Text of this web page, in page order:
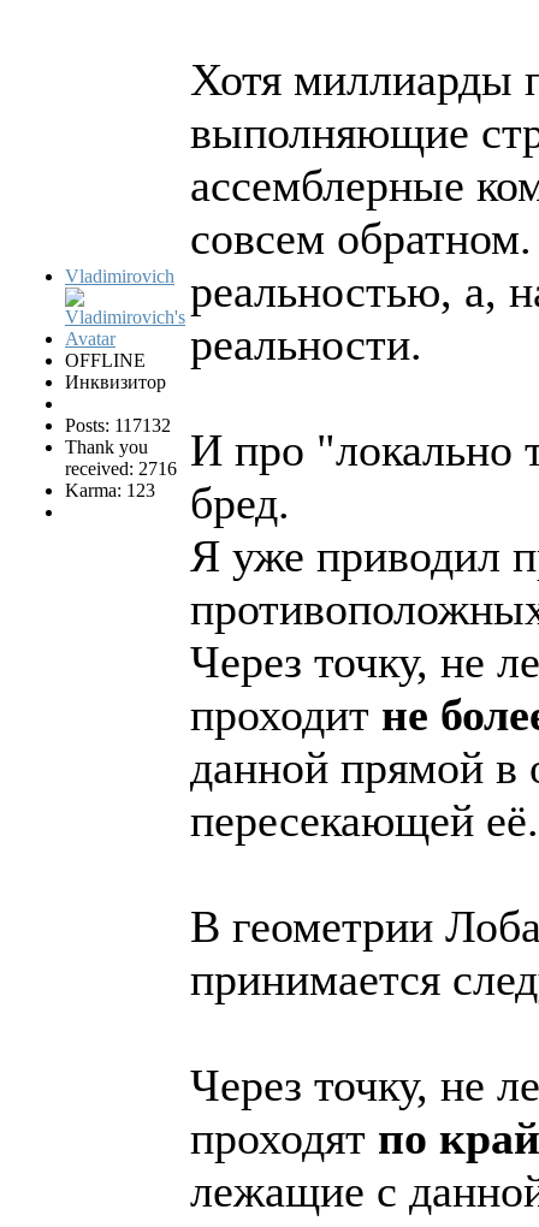
Vladimirovich
OFFLINE
Инквизитор
Posts: 117132
Thank you
received: 2716
Karma: 123
Хотя миллиарды
выполняющие
ассемблерные
совсем
реальностью, а,
реальности.
И про "локально
бред.
Я уже приводил
Через точку, не
проходит не
данной прямой в
пересекающей её.
В геометрии
принимается
Через точку, не
проходят по
лежащие с